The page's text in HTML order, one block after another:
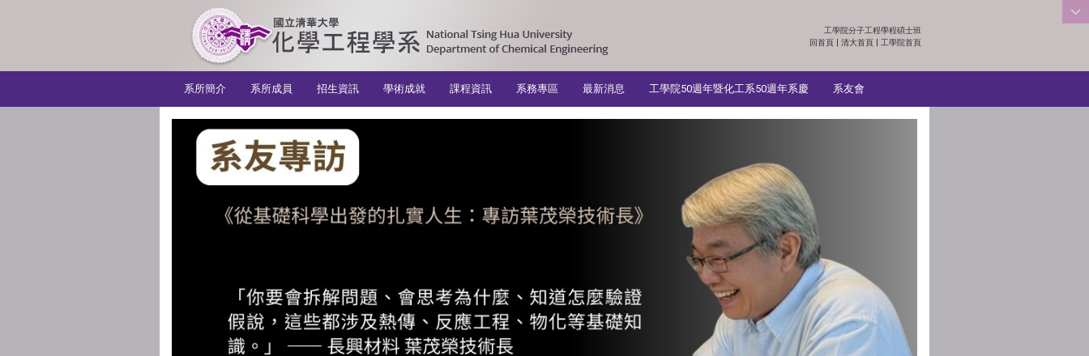
:::
工學院分子工程學程碩士班
回首頁 | 清大首頁 | 工學院首頁
系所簡介
系所成員 招生資訊 學術成就 課程資訊 系務專區 最新消息 工學院50週年暨化工系50週年系慶 系友會